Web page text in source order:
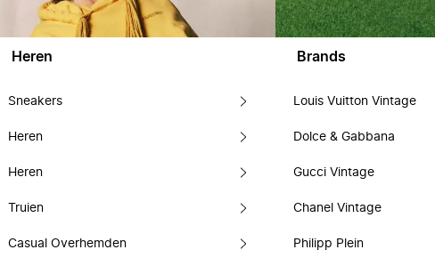
Heren
Sneakers
Heren
Heren
Truien
Casual Overhemden
Brands
Louis Vuitton Vintage
Dolce & Gabbana
Gucci Vintage
Chanel Vintage
Philipp Plein